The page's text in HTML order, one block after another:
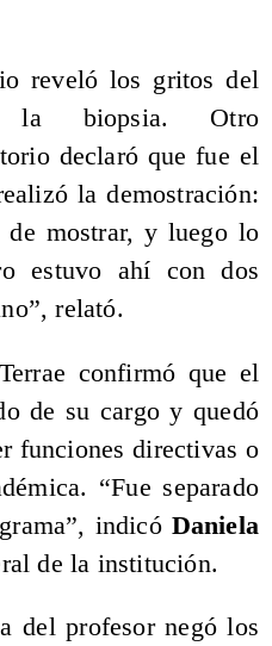
reveló los gritos del
la biopsia. Otro
declaró que fue el
la demostración:
mostrar, y luego lo
estuvo ahí con dos
relató.
confirmó que el
de su cargo y quedó
funciones directivas o
“Fue separado
indicó Daniela
de la institución.
del profesor negó los